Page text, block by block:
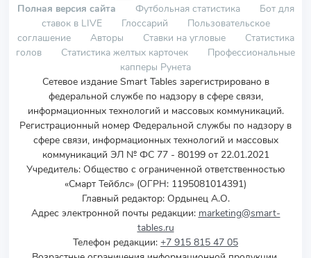
Полная версия сайта Футбольная статистика
Бот для
ставок в LIVE
Глоссарий
Пользовательское
соглашение
Авторы Ставки на угловые
Статистика
голов
Статистика желтых карточек
Профессиональные
капперы Рунета
Сетевое издание Smart Tables зарегистрировано в
федеральной службе по надзору в сфере связи,
информационных технологий и массовых коммуникаций.
Регистрационный номер Федеральной службы по надзору в
сфере связи, информационных технологий и массовых
коммуникаций ЭЛ № ФС 77 - 80199 от 22.01.2021
Учредитель: Общество с ограниченной ответственностью
«Смарт Тейблс» (ОГРН: 1195081014391)
Главный редактор: Ордынец А.О.
Адрес электронной почты редакции: marketing@smart-
tables.ru
Телефон редакции: +7 915 815 47 05